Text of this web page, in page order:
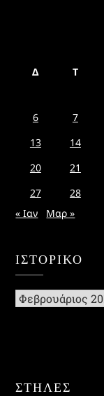
Δ Τ
6
7
13
14
20
21
27
28
« Ιαν
Μαρ »
ΙΣΤΟΡΙΚΌ
Ιστορικό
ΣΤΗΛΕΣ